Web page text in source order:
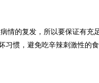
情的复发，所以要保证有充
惯，避免吃辛辣刺激性的食